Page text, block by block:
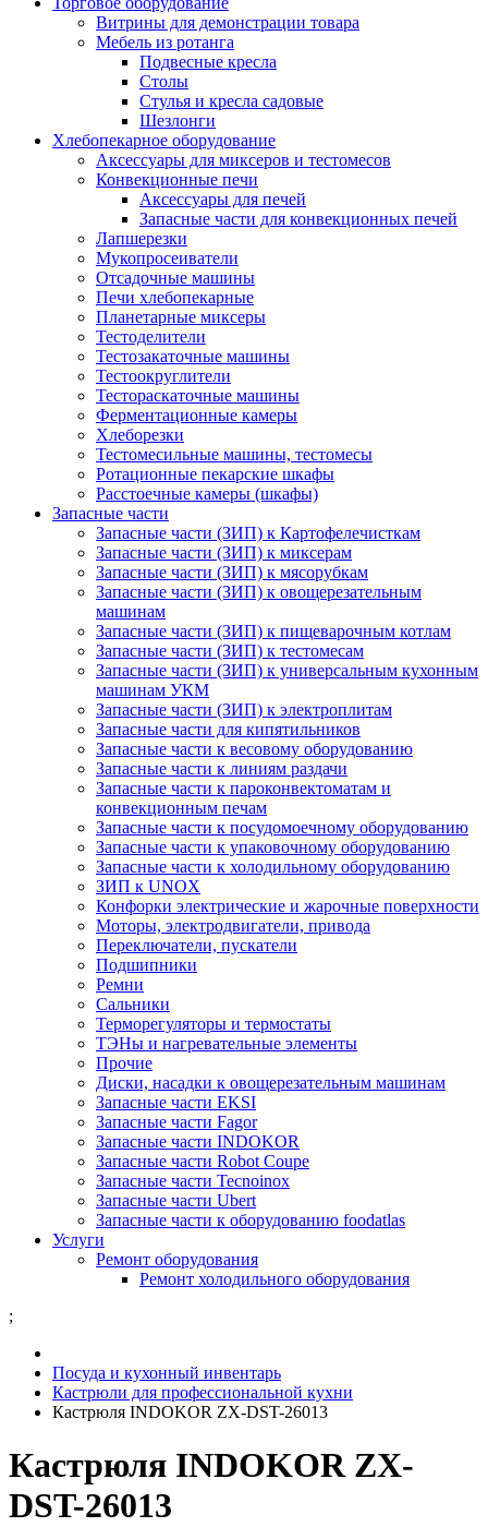
Витрины для демонстрации товара
Мебель из ротанга
Подвесные кресла
Столы
Стулья и кресла садовые
Шезлонги
Хлебопекарное оборудование
Аксессуары для миксеров и тестомесов
Конвекционные печи
Аксессуары для печей
Запасные части для конвекционных печей
Лапшерезки
Мукопросеиватели
Отсадочные машины
Печи хлебопекарные
Планетарные миксеры
Тестоделители
Тестозакаточные машины
Тестоокруглители
Тестораскаточные машины
Ферментационные камеры
Хлеборезки
Тестомесильные машины, тестомесы
Ротационные пекарские шкафы
Расстоечные камеры (шкафы)
Запасные части
Запасные части (ЗИП) к Картофелечисткам
Запасные части (ЗИП) к миксерам
Запасные части (ЗИП) к мясорубкам
Запасные части (ЗИП) к овощерезательным
машинам
Запасные части (ЗИП) к пищеварочным котлам
Запасные части (ЗИП) к тестомесам
Запасные части (ЗИП) к универсальным кухонным
машинам УКМ
Запасные части (ЗИП) к электроплитам
Запасные части для кипятильников
Запасные части к весовому оборудованию
Запасные части к линиям раздачи
Запасные части к пароконвектоматам и
конвекционным печам
Запасные части к посудомоечному оборудованию
Запасные части к упаковочному оборудованию
Запасные части к холодильному оборудованию
ЗИП к UNOX
Конфорки электрические и жарочные поверхности
Моторы, электродвигатели, привода
Переключатели, пускатели
Подшипники
Ремни
Сальники
Терморегуляторы и термостаты
ТЭНы и нагревательные элементы
Прочие
Диски, насадки к овощерезательным машинам
Запасные части EKSI
Запасные части Fagor
Запасные части INDOKOR
Запасные части Robot Coupe
Запасные части Tecnoinox
Запасные части Ubert
Запасные части к оборудованию foodatlas
Услуги
Ремонт оборудования
Ремонт холодильного оборудования
;
Посуда и кухонный инвентарь
Кастрюли для профессиональной кухни
Кастрюля INDOKOR ZX-DST-26013
Кастрюля INDOKOR ZX-
DST-26013